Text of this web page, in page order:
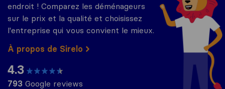
endroit ! Comparez les déménageurs
sur le prix et la qualité et choisissez
l'entreprise qui vous convient le mieux.
À propos de Sirelo
4.3
793 Google reviews